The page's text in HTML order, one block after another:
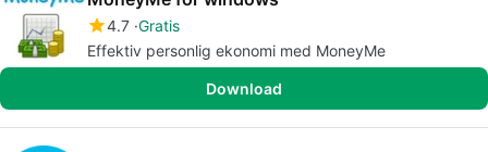
4.7 Gratis
Effektiv personlig ekonomi med MoneyMe
Download